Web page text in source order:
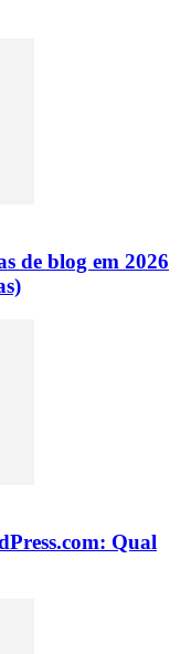
de blog em 2026
Qual